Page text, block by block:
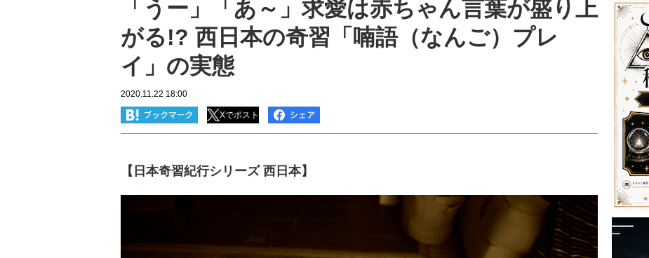
「うー」「あ～」求愛は赤ちゃん言葉が盛り上
がる!? 西日本の奇習「喃語（なんご）プレ
イ」の実態
2020.11.22 18:00
Xでポスト
【日本奇習紀行シリーズ 西日本】